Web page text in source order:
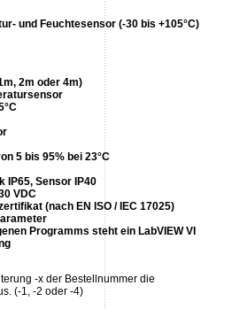
und Feuchtesensor (-30 bis +105°C)
2m oder 4m)
5 bis 95% bei 23°C
IP65, Sensor IP40
VDC
(nach EN ISO / IEC 17025)
Programms steht ein LabVIEW VI
-x der Bestellnummer die
(-1, -2 oder -4)